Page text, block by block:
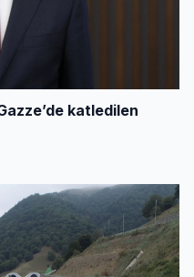
katledilen